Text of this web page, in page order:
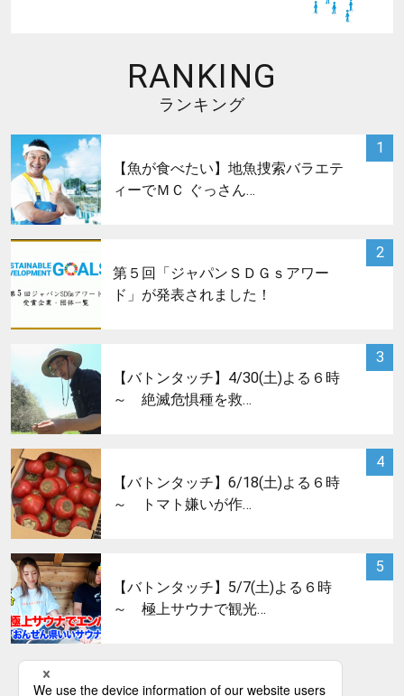
RANKING
ランキング
1
サムネイル
【魚が食べたい】地魚捜索バラエテ
ィーでＭＣ ぐっさん…
2
サムネイル
第５回「ジャパンＳＤＧｓアワー
ド」が発表されました！
3
【バトンタッチ】4/30(土)よる６時
～ 絶滅危惧種を救…
4
【バトンタッチ】6/18(土)よる６時
～ トマト嫌いが作…
5
サムネイル
【バトンタッチ】5/7(土)よる６時
～ 極上サウナで観光…